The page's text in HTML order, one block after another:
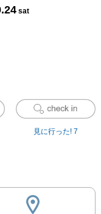
.24 sat
見に行った! 7